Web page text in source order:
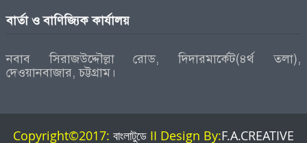
বার্তা ও বাণিজ্যিক কার্যালয়
নবাব সিরাজউদ্দৌল্লা রোড, দিদারমার্কেট(৪র্থ তলা),
দেওয়ানবাজার, চট্টগ্রাম।
Copyright©2017: বাংলাটুডে II Design By:F.A.CREATIVE